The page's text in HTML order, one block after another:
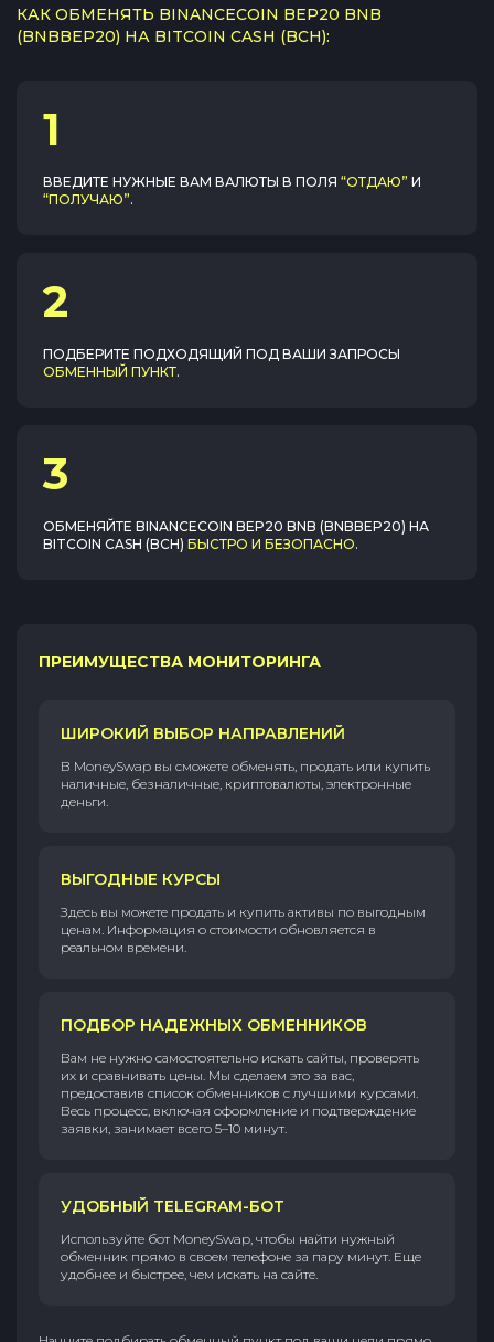
КАК ОБМЕНЯТЬ BINANCECOIN BEP20 BNB
(BNBBEP20) НА BITCOIN CASH (BCH):
1
ВВЕДИТЕ НУЖНЫЕ ВАМ ВАЛЮТЫ В ПОЛЯ “ОТДАЮ” И
“ПОЛУЧАЮ”.
2
ПОДБЕРИТЕ ПОДХОДЯЩИЙ ПОД ВАШИ ЗАПРОСЫ
ОБМЕННЫЙ ПУНКТ.
3
ОБМЕНЯЙТЕ BINANCECOIN BEP20 BNB (BNBBEP20) НА
BITCOIN CASH (BCH) БЫСТРО И БЕЗОПАСНО.
ПРЕИМУЩЕСТВА МОНИТОРИНГА
ШИРОКИЙ ВЫБОР НАПРАВЛЕНИЙ
В MoneySwap вы сможете обменять, продать или купить
наличные, безналичные, криптовалюты, электронные
деньги.
ВЫГОДНЫЕ КУРСЫ
Здесь вы можете продать и купить активы по выгодным
ценам. Информация о стоимости обновляется в
реальном времени.
ПОДБОР НАДЕЖНЫХ ОБМЕННИКОВ
Вам не нужно самостоятельно искать сайты, проверять
их и сравнивать цены. Мы сделаем это за вас,
предоставив список обменников с лучшими курсами.
Весь процесс, включая оформление и подтверждение
заявки, занимает всего 5–10 минут.
УДОБНЫЙ TELEGRAM-БОТ
Используйте бот MoneySwap, чтобы найти нужный
обменник прямо в своем телефоне за пару минут. Еще
удобнее и быстрее, чем искать на сайте.